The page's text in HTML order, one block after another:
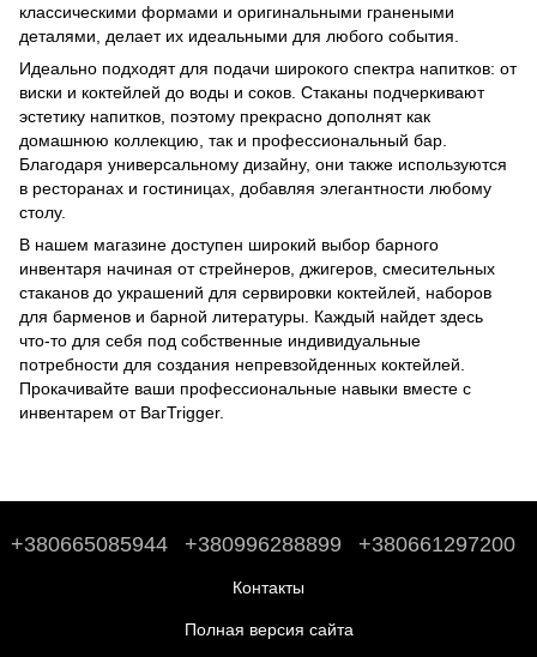
классическими формами и оригинальными гранеными
деталями, делает их идеальными для любого события.
Идеально подходят для подачи широкого спектра напитков: от
виски и коктейлей до воды и соков. Стаканы подчеркивают
эстетику напитков, поэтому прекрасно дополнят как
домашнюю коллекцию, так и профессиональный бар.
Благодаря универсальному дизайну, они также используются
в ресторанах и гостиницах, добавляя элегантности любому
столу.
В нашем магазине доступен широкий выбор барного
инвентаря начиная от стрейнеров, джигеров, смесительных
стаканов до украшений для сервировки коктейлей
наборов
для барменов и барной литературы . Каждый найдет здесь
что-то для себя под собственные индивидуальные
потребности для создания непревзойденных коктейлей.
Прокачивайте ваши профессиональные навыки вместе с
инвентарем от BarTrigger.
+380665085944 +380996288899 +380661297200
Контакты
Полная версия сайта